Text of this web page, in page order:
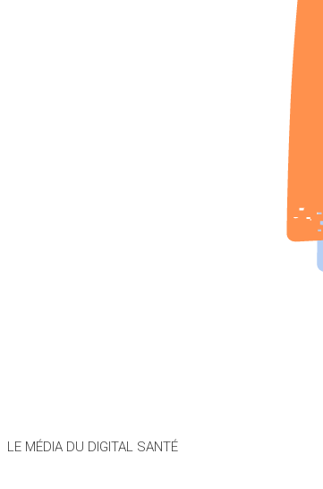
LE MÉDIA DU DIGITAL SANTÉ